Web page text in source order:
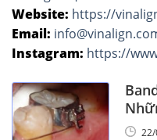
Website: https://
Email:
Instagram: https://